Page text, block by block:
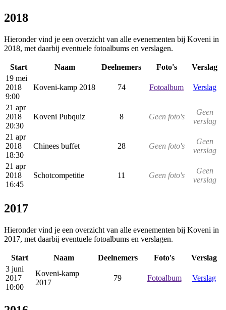
2018
Hieronder vind je een overzicht van alle evenementen bij Koveni in
2018, met daarbij eventuele fotoalbums en verslagen.
Start Naam Deelnemers Foto's
Verslag
19 mei
2018
9:00
Koveni-kamp 2018 74 Fotoalbum Verslag
21 apr
2018
20:30
Koveni Pubquiz 8 Geen foto's
Geen
verslag
21 apr
2018
18:30
Chinees buffet 28 Geen foto's
Geen
verslag
21 apr
2018
16:45
Schotcompetitie 11 Geen foto's
Geen
verslag
2017
Hieronder vind je een overzicht van alle evenementen bij Koveni in
2017, met daarbij eventuele fotoalbums en verslagen.
Start Naam Deelnemers Foto's
Verslag
3 juni
2017
10:00
Koveni-kamp
2017
79 Fotoalbum Verslag